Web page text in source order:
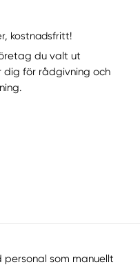
kostnadsfritt!
du valt ut
dig för rådgivning och
som manuellt